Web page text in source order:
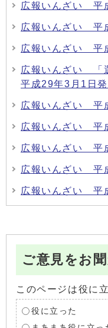
広報いんざい 平
広報いんざい
広報いんざい 平
広報いんざい 「
平成29年3月1日
広報いんざい
広報いんざい 平
広報いんざい
広報いんざい 平
広報いんざい 平
ご意見をお
このページは役に
役に立った